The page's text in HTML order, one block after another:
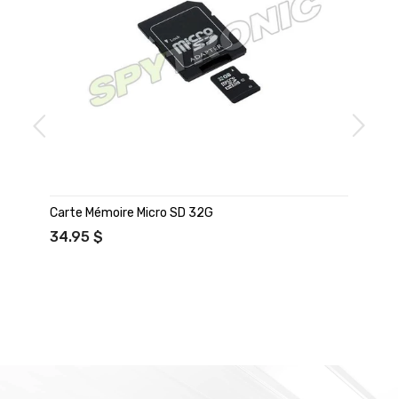
Carte Mémoire Micro SD 32G
34.95 $